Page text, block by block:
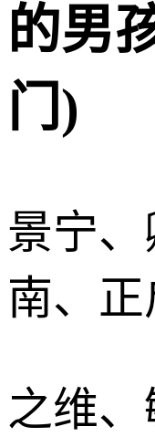
的男
门)
景宁
南、
之维